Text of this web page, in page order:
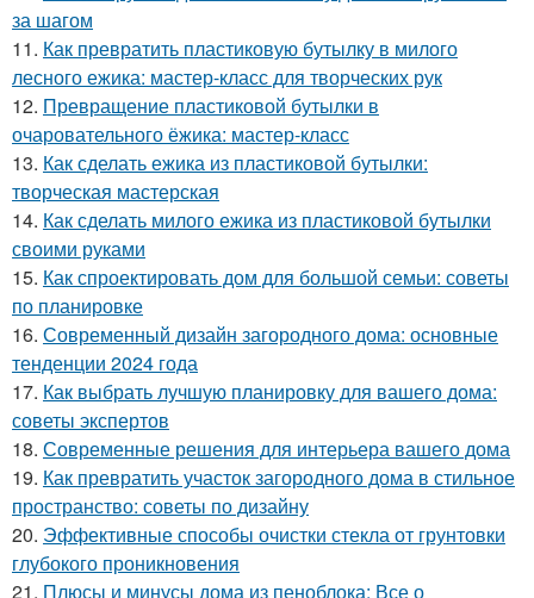
за шагом
11. Как превратить пластиковую бутылку в милого
лесного ежика: мастер-класс для творческих рук
12. Превращение пластиковой бутылки в
очаровательного ёжика: мастер-класс
13. Как сделать ежика из пластиковой бутылки:
творческая мастерская
14. Как сделать милого ежика из пластиковой бутылки
своими руками
15. Как спроектировать дом для большой семьи: советы
по планировке
16. Современный дизайн загородного дома: основные
тенденции 2024 года
17. Как выбрать лучшую планировку для вашего дома:
советы экспертов
18. Современные решения для интерьера вашего дома
19. Как превратить участок загородного дома в стильное
пространство: советы по дизайну
20. Эффективные способы очистки стекла от грунтовки
глубокого проникновения
21. Плюсы и минусы дома из пеноблока: Все о